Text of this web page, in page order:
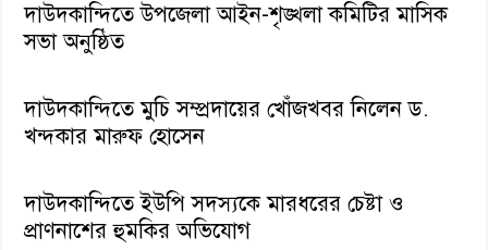
দাউদকান্দিতে উপজেলা আইন-শৃঙ্খলা কমিটির মাসিক
সভা অনুষ্ঠিত
দাউদকান্দিতে মুচি সম্প্রদায়ের খোঁজখবর নিলেন ড.
খন্দকার মারুফ হোসেন
দাউদকান্দিতে ইউপি সদস্যকে মারধরের চেষ্টা ও
প্রাণনাশের হুমকির অভিযোগ